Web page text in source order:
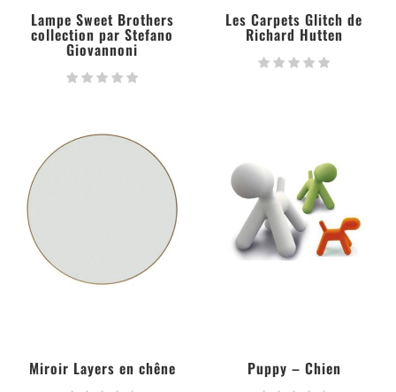
Lampe Sweet Brothers
collection par Stefano
Giovannoni
Les Carpets Glitch de
Richard Hutten
Miroir Layers en chêne Puppy – Chien